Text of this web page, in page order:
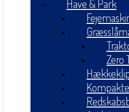
Have & Park
Zero